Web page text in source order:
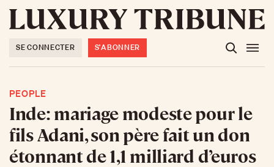
SE CONNECTER S'ABONNER
PEOPLE
Inde: mariage modeste pour le
fils Adani, son père fait un don
étonnant de 1,1 milliard d’euros